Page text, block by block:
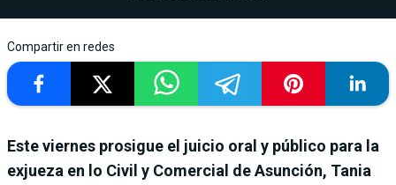
Compartir en redes
Este viernes prosigue el juicio oral y público para la
exjueza en lo Civil y Comercial de Asunción, Tania